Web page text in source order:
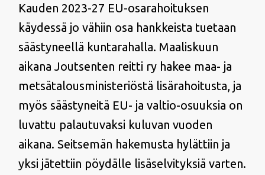
Kauden 2023-27 EU-osarahoituksen
käydessä jo vähiin osa hankkeista tuetaan
säästyneellä kuntarahalla. Maaliskuun
aikana Joutsenten reitti ry hakee maa- ja
metsätalousministeriöstä lisärahoitusta, ja
myös säästyneitä EU- ja valtio-osuuksia on
luvattu palautuvaksi kuluvan vuoden
aikana. Seitsemän hakemusta hylättiin ja
yksi jätettiin pöydälle lisäselvityksiä varten.